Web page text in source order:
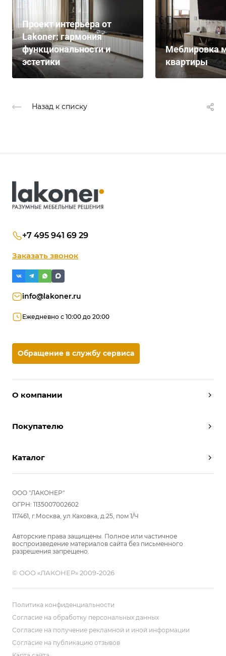
Проект интерьера от
Lakoner: гармония
функциональности и
эстетики
Меблировка
квартиры
Назад к списку
О компании
Условия работы
Отзывы
Вопрос-ответ
Покупателю
Вызвать дизайнера
Реализованные проекты
Комплектуем шкаф-купе
Каталог
Шкафы
Прихожие
Гостиные
Гардеробные
Детские
Кухни
Мебель в ванную
Распродажа
Двери и перегородки
Библиотеки, домашний офис
Мягкие панели
ООО "ЛАКОНЕР"
ОГРН: 1135007002602
117461, г.Москва, ул.Каховка, д.25, пом 1/Ч
Авторские права защищены. Полное или частичное
воспроизведение материалов сайта без письменного
разрешения запрещено.
© ООО «ЛАКОНЕР» 2009-2026
+7 495 941 69 29
Заказать звонок
info@lakoner.ru
Ежедневно с 10:00 до 20:00
Обращение в службу сервиса
Политика конфиденциальности
Согласие на обработку персональных данных
Согласие на получение рекламной и иной информации
Согласие на публикацию отзывов